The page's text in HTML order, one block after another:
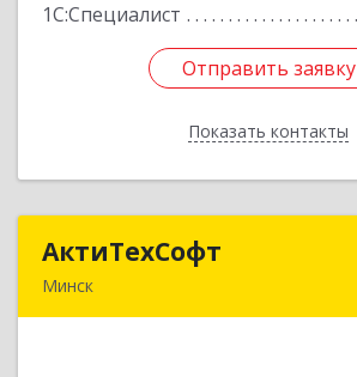
1С:Специалист
Отправить заявку
Показать контакты
Отправить заявку
Назад
АктиТехСофт
Минск